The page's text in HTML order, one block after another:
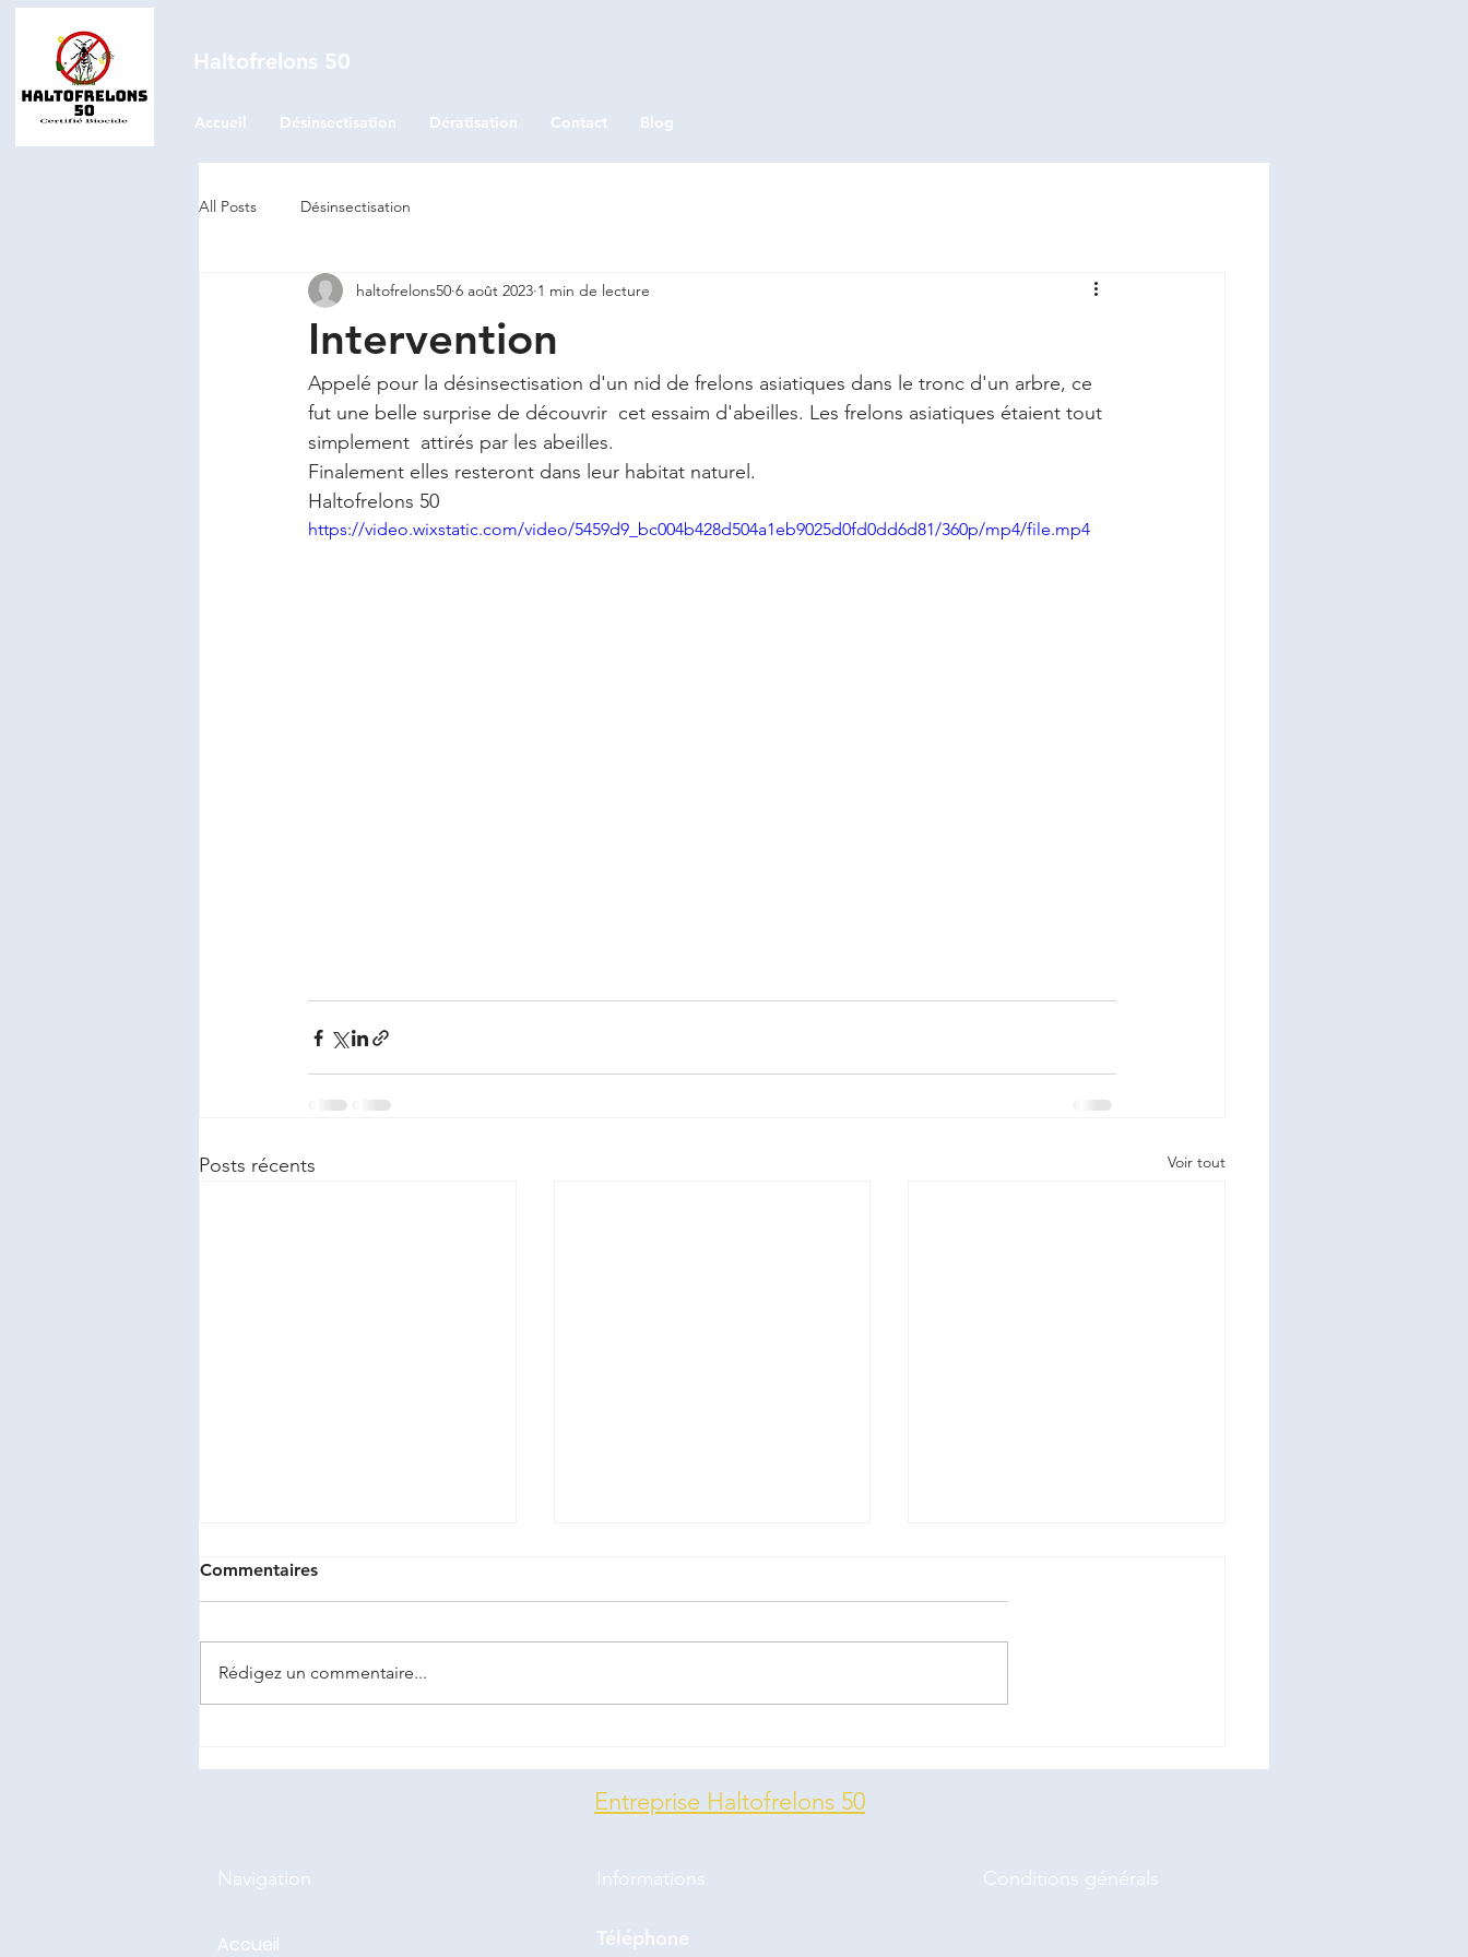
Haltofrelons 50
Accueil Désinsectisation Dératisation Contact Blog
All Posts Désinsectisation
Intervention
haltofrelons50 6 août 2023 1 min de lecture
Appelé pour la désinsectisation d'un nid de frelons asiatiques dans le tronc d'un arbre, ce
fut une belle surprise de découvrir  cet essaim d'abeilles. Les frelons asiatiques étaient tout
simplement  attirés par les abeilles.
Finalement elles resteront dans leur habitat naturel.
Haltofrelons 50
https://video.wixstatic.com/video/5459d9_bc004b428d504a1eb9025d0fd0dd6d81/360p/mp4/file.mp4
Posts récents Voir tout
dans un compteur eau.
vous rencontrez ces nids
primaires de frelons
asiatiques , n'hésitez pas à
nos services pour vous
renseigner. 07 82 600 686
N’hésitez pas à nous contacter
Commentaires
Rédigez un commentaire...
Entreprise Haltofrelons 50
Navigation
Accueil
Informations
Téléphone
Conditions générals